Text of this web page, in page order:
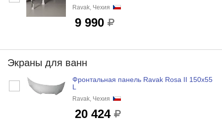
Ravak, Чехия
9 990
Экраны для ванн
Фронтальная панель Ravak Rosa II 150х55
L
Ravak, Чехия
20 424